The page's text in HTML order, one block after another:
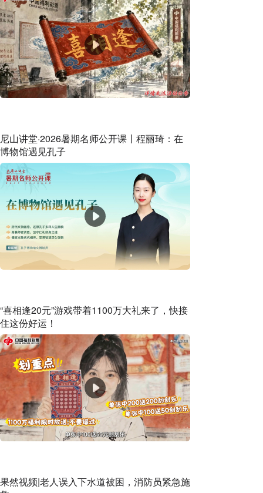
尼山讲堂·2026暑期名师公开课丨程丽琦：在
博物馆遇见孔子
“喜相逢20元”游戏带着1100万大礼来了，快接
住这份好运！
果然视频|老人误入下水道被困，消防员紧急施